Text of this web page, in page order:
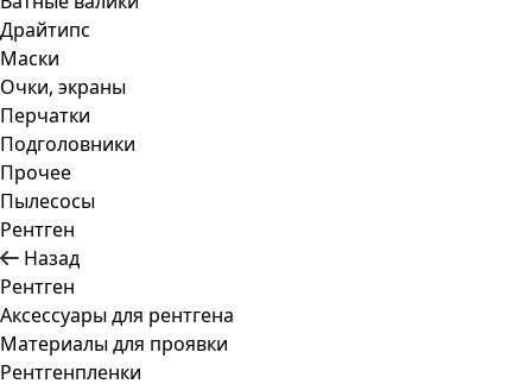
Драйтипс
Маски
Очки, экраны
Перчатки
Подголовники
Прочее
Пылесосы
Рентген
Назад
Рентген
Аксессуары для рентгена
Материалы для проявки
Рентгенпленки